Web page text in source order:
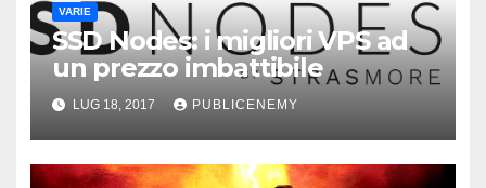
VARIE
SSD Nodes: i migliori VPS ad
un prezzo imbattibile
LUG 18, 2017 PUBLICENEMY